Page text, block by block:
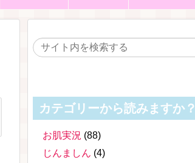
カテゴリーから読みますか？
お肌実況 (88)
じんましん (4)